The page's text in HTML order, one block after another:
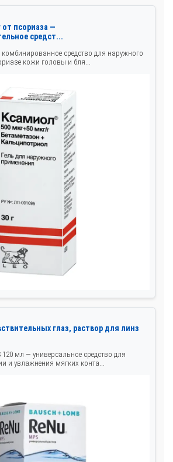
от псориаза —
средст...
средство для наружного
кожи головы и бля...
глаз, раствор для линз
мл — универсальное средство для
и увлажнения мягких конта...